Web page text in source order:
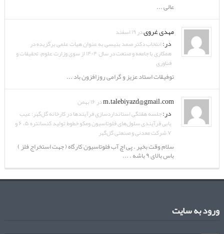
عالی ...
مهدی غرویدر ۱۹ اسفند
در:انتخاب دکتر صمد بنیسی به عنوان هیات علمی برگزیده در
همکاری با جامعه و صنعت در سال ۱۴۰۴ از سوی وزارت علوم، تحقیقات و
فناوری
توفیقات استاد عزیز و گرامی روزافزون باد ...
m.talebiyazd@gmail.comدر ۱۶ بهمن
در:جلسه هفتگی استانداردسازی فرآیندها در کارخانه گل‌گهر: عیب
یابی فرآیندی سلول‌های فلوتاسیون ومکو خطوط تولید کنسانتره ۵، ۶ و
۷ شرکت معدنی و صنعتی گل‌گهر
سلام وقت بخیر . پی اچ آب فلوتاسیون کارگاه ( جهت استخراج فلز )
باس بالای ۹ باشه . ...
ورود به سایت